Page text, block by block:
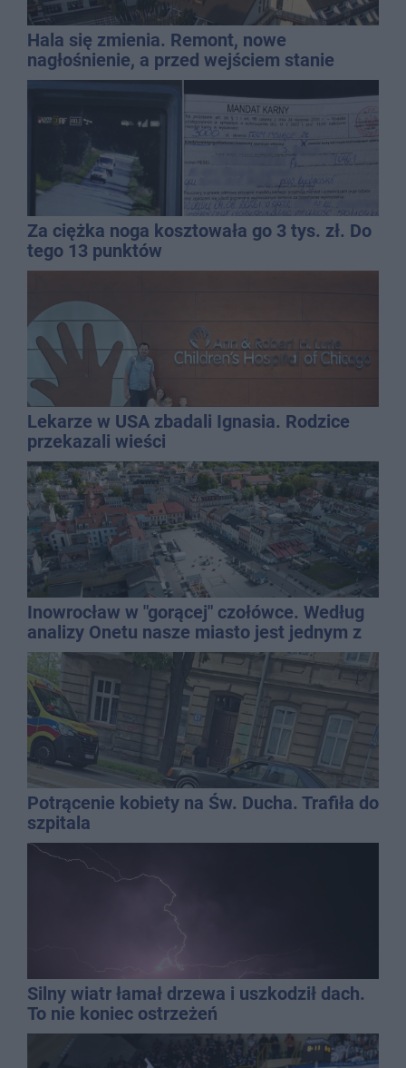
Hala się zmienia. Remont, nowe
nagłośnienie, a przed wejściem stanie
QEMETICA ARENA
Za ciężka noga kosztowała go 3 tys. zł. Do
tego 13 punktów
Lekarze w USA zbadali Ignasia. Rodzice
przekazali wieści
Inowrocław w "gorącej" czołówce. Według
analizy Onetu nasze miasto jest jednym z
najbardziej narażonych na upały
Potrącenie kobiety na Św. Ducha. Trafiła do
szpitala
Silny wiatr łamał drzewa i uszkodził dach.
To nie koniec ostrzeżeń